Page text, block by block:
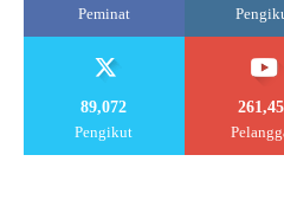
Peminat
89,072
Pengikut